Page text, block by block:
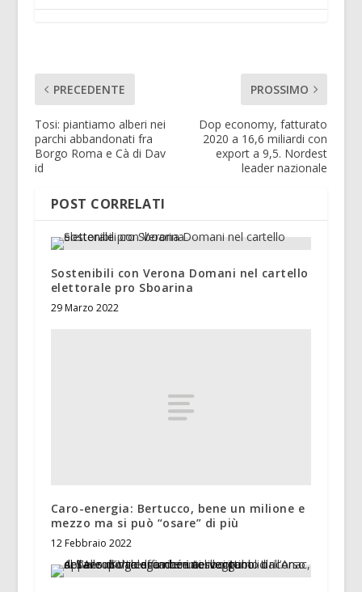
PRECEDENTE
Tosi: piantiamo alberi nei
parchi abbandonati fra
Borgo Roma e Cà di Dav
id
PROSSIMO
Dop economy, fatturato
2020 a 16,6 miliardi con
export a 9,5. Nordest
leader nazionale
POST CORRELATI
Sostenibili con Verona Domani nel cartello
elettorale pro Sboarina
29 Marzo 2022
Caro-energia: Bertucco, bene un milione e
mezzo ma si può “osare” di più
12 Febbraio 2022